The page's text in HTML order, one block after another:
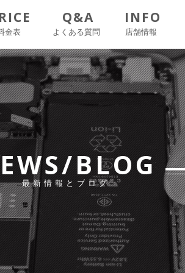
金表
Q&A
よくある質問
INFO
店舗情報
BLOG
最新情報とブログ